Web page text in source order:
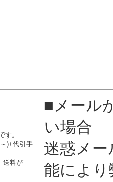
す。
)+代引手
送料が
■メール
い場合
迷惑メー
能によ